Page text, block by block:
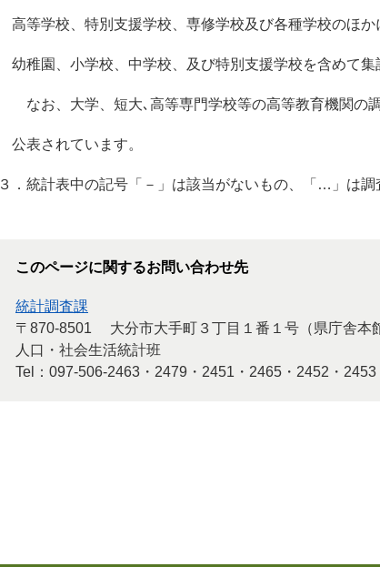
高等学校、特別支援学校、専修学校及び各種学校のほ
幼稚園、小学校、中学校、及び特別支援学校を含めて集
なお、大学、短大､高等専門学校等の高等教育機関の調
公表されています。
３．統計表中の記号「－」は該当がないもの、「…」は調
このページに関するお問い合わせ先
統計調査課
〒870-8501
大分市大手町３丁目１番１号（県庁舎本
人口・社会生活統計班
Tel：097-506-2463・2479・2451・2465・2452・2453